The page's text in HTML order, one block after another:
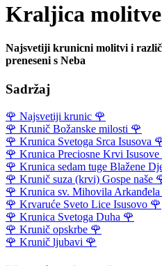
Kraljica
Najsvetiji krunicni molitvi i
preneseni s Neba
Sadržaj
🌹 Najsvetiji krunic 🌹
🌹 Krunič Božanske milosti 🌹
🌹 Krunica Svetoga Srca Isusova
🌹 Krunica Preciosne Krvi Isusove
🌹 Krunica sedam tuge Blažene
🌹 Krunič suza (krvi) Gospe naše
🌹 Krunica sv. Mihovila Arkanđela
🌹 Krvaruće Sveto Lice Isusovo 🌹
🌹 Krunica Svetoga Duha 🌹
🌹 Krunič opskrbe 🌹
🌹 Krunič ljubavi 🌹